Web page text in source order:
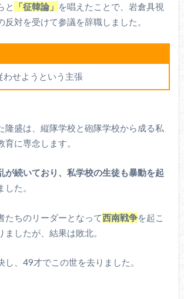
と 「征韓論」 を唱えたことで、岩倉具視
反対を受けて参議を辞職しました。
わせようという主張
隆盛は、縦隊学校と砲隊学校から成る私
に専念します。
が続いており、私学校の生徒も暴動を起
た。
たちのリーダーとなって西南戦争を起こ
ましたが、結果は敗北。
し、49才でこの世を去りました。